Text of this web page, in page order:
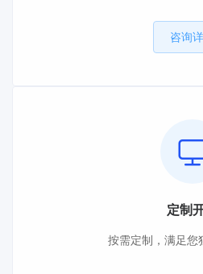
咨询
定制
按需定制，满足您